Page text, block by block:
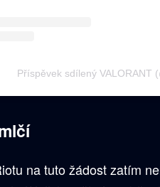
Příspěvek sdílený VALORANT
na tuto žádost zatím